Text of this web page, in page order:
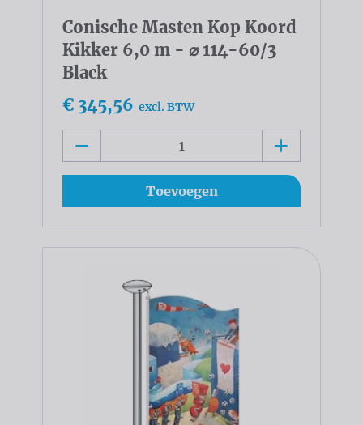
Conische Masten Kop Koord
Kikker 6,0 m - ⌀ 114-60/3
Black
€ 345,56 excl. BTW
Toevoegen